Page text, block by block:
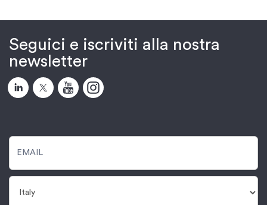
Seguici e iscriviti alla nostra
newsletter